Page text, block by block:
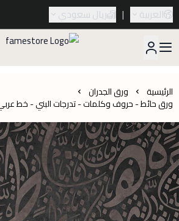
العربية | ريال سعودي
الرئيسية ورق الجدران
ورق حائط - حروف وكلمات - تدرجات البني - خط